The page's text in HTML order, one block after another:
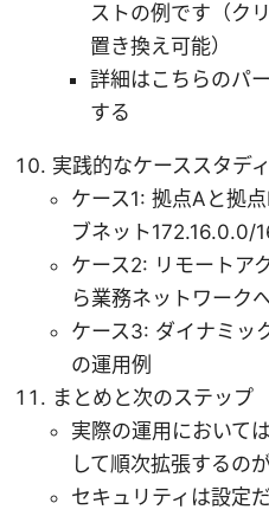
ストの例です（ク
置き換え可能）
詳細はこちらのパ
する
実践的なケーススタディ
ケース1: 拠点Aと拠
ブネット172.16.0.0/
ケース2: リモートア
ら業務ネットワーク
ケース3: ダイナミッ
の運用例
まとめと次のステップ
実際の運用において
して順次拡張するの
セキュリティは設定